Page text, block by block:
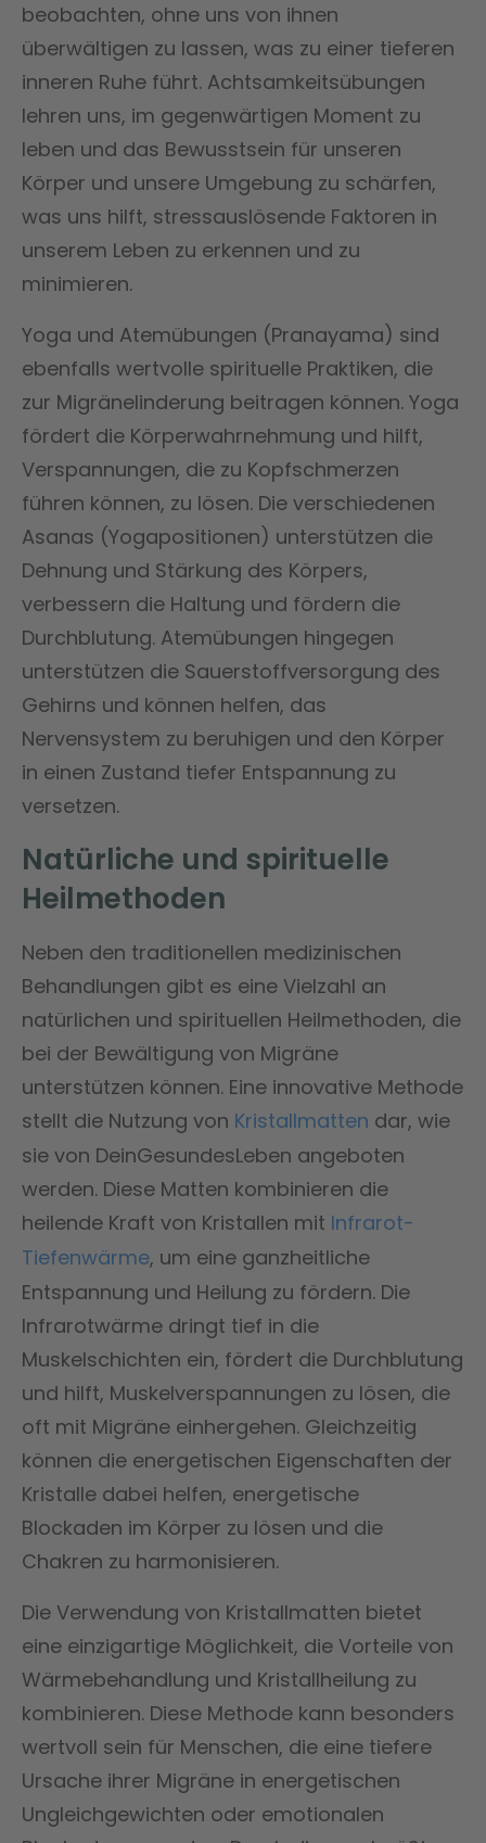
beobachten, ohne uns von ihnen
überwältigen zu lassen, was zu einer tieferen
inneren Ruhe führt. Achtsamkeitsübungen
lehren uns, im gegenwärtigen Moment zu
leben und das Bewusstsein für unseren
Körper und unsere Umgebung zu schärfen,
was uns hilft, stressauslösende Faktoren in
unserem Leben zu erkennen und zu
minimieren.
Yoga und Atemübungen (Pranayama) sind
ebenfalls wertvolle spirituelle Praktiken, die
zur Migränelinderung beitragen können. Yoga
fördert die Körperwahrnehmung und hilft,
Verspannungen, die zu Kopfschmerzen
führen können, zu lösen. Die verschiedenen
Asanas (Yogapositionen) unterstützen die
Dehnung und Stärkung des Körpers,
verbessern die Haltung und fördern die
Durchblutung. Atemübungen hingegen
unterstützen die Sauerstoffversorgung des
Gehirns und können helfen, das
Nervensystem zu beruhigen und den Körper
in einen Zustand tiefer Entspannung zu
versetzen.
Natürliche und spirituelle
Heilmethoden
Neben den traditionellen medizinischen
Behandlungen gibt es eine Vielzahl an
natürlichen und spirituellen Heilmethoden, die
bei der Bewältigung von Migräne
unterstützen können. Eine innovative Methode
stellt die Nutzung von Kristallmatten dar, wie
sie von DeinGesundesLeben angeboten
werden. Diese Matten kombinieren die
heilende Kraft von Kristallen mit Infrarot-
Tiefenwärme, um eine ganzheitliche
Entspannung und Heilung zu fördern. Die
Infrarotwärme dringt tief in die
Muskelschichten ein, fördert die Durchblutung
und hilft, Muskelverspannungen zu lösen, die
oft mit Migräne einhergehen. Gleichzeitig
können die energetischen Eigenschaften der
Kristalle dabei helfen, energetische
Blockaden im Körper zu lösen und die
Chakren zu harmonisieren.
Die Verwendung von Kristallmatten bietet
eine einzigartige Möglichkeit, die Vorteile von
Wärmebehandlung und Kristallheilung zu
kombinieren. Diese Methode kann besonders
wertvoll sein für Menschen, die eine tiefere
Ursache ihrer Migräne in energetischen
Ungleichgewichten oder emotionalen